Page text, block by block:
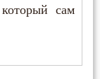
сам